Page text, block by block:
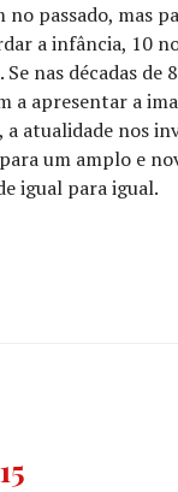
no passado, mas
a infância, 10
nas décadas de
a apresentar a
atualidade nos
um amplo e
igual para igual.